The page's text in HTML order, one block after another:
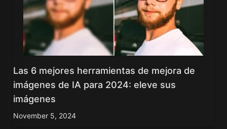
Las 6 mejores herramientas de mejora de
imágenes de IA para 2024: eleve sus
imágenes
November 5, 2024